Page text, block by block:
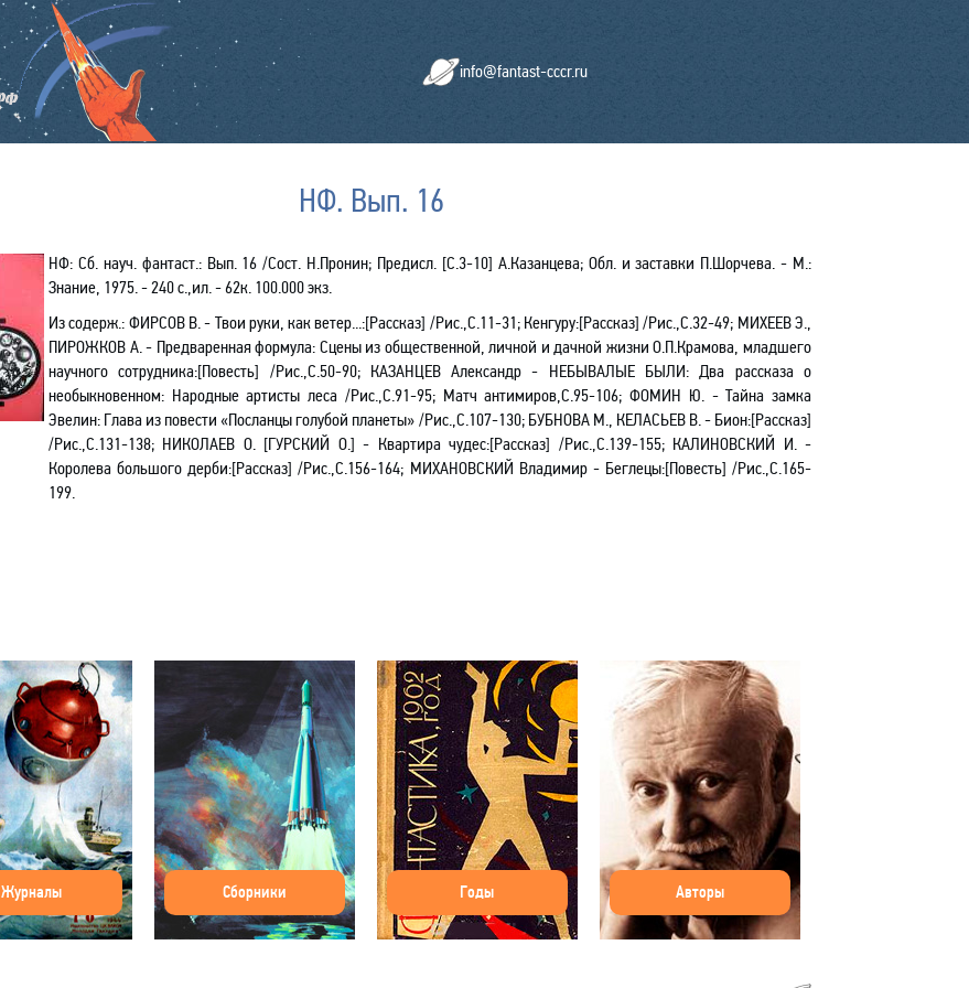
info@fantast-cccr.ru
НФ. Вып. 16
НФ: Сб. науч. фантаст.: Вып. 16 /Сост. Н.Пронин; Предисл. [С.3-10] А.Казанцева; Обл. и заставки П.Шорчева. - М.:
Знание, 1975. - 240 с.,ил. - 62к. 100.000 экз.
Из содерж.: ФИРСОВ В. - Твои руки, как ветер...:[Рассказ] /Рис.,С.11-31; Кенгуру:[Рассказ] /Рис.,С.32-49; МИХЕЕВ Э.,
ПИРОЖКОВ А. - Предваренная формула: Сцены из общественной, личной и дачной жизни О.П.Крамова, младшего
научного сотрудника:[Повесть] /Рис.,С.50-90; КАЗАНЦЕВ Александр - НЕБЫВАЛЫЕ БЫЛИ: Два рассказа о
необыкновенном: Народные артисты леса /Рис.,С.91-95; Матч антимиров,С.95-106; ФОМИН Ю. - Тайна замка
Эвелин: Глава из повести «Посланцы голубой планеты» /Рис.,С.107-130; БУБНОВА М., КЕЛАСЬЕВ В. - Бион:[Рассказ]
/Рис.,С.131-138; НИКОЛАЕВ О. [ГУРСКИЙ О.] - Квартира чудес:[Рассказ] /Рис.,С.139-155; КАЛИНОВСКИЙ И. -
Королева большого дерби:[Рассказ] /Рис.,С.156-164; МИХАНОВСКИЙ Владимир - Беглецы:[Повесть] /Рис.,С.165-
199.
Журналы Сборники Годы Авторы